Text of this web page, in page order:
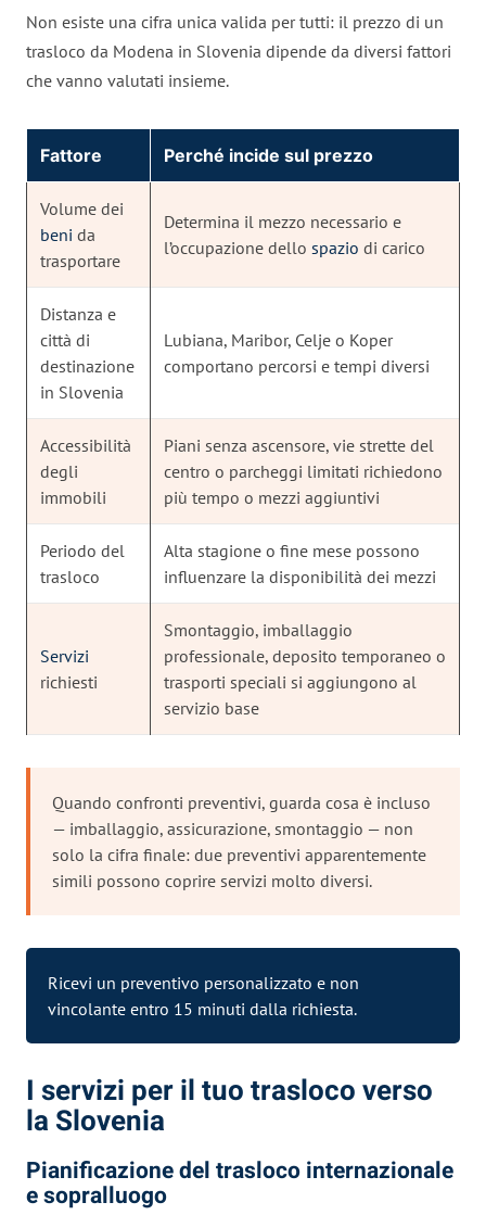
Non esiste una cifra unica valida per tutti: il prezzo di un
trasloco da Modena in Slovenia dipende da diversi fattori
che vanno valutati insieme.
Fattore Perché incide sul prezzo
Volume dei
beni da
trasportare
Determina il mezzo necessario e
l’occupazione dello spazio di carico
Distanza e
città di
destinazione
in Slovenia
Lubiana, Maribor, Celje o Koper
comportano percorsi e tempi diversi
Accessibilità
degli
immobili
Piani senza ascensore, vie strette del
centro o parcheggi limitati richiedono
più tempo o mezzi aggiuntivi
Periodo del
trasloco
Alta stagione o fine mese possono
influenzare la disponibilità dei mezzi
Servizi
richiesti
Smontaggio, imballaggio
professionale, deposito temporaneo o
trasporti speciali si aggiungono al
servizio base
Quando confronti preventivi, guarda cosa è incluso
— imballaggio, assicurazione, smontaggio — non
solo la cifra finale: due preventivi apparentemente
simili possono coprire servizi molto diversi.
Ricevi un preventivo personalizzato e non
vincolante entro 15 minuti dalla richiesta.
I servizi per il tuo trasloco verso
la Slovenia
Pianificazione del trasloco internazionale
e sopralluogo